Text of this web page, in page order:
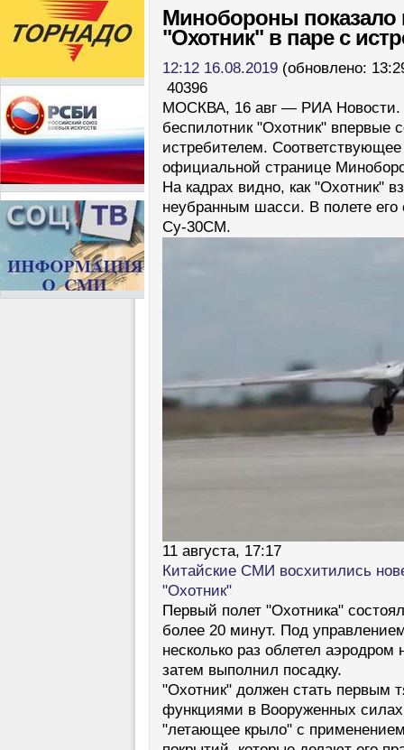
Минобороны показало
"Охотник" в паре с
12:12 16.08.2019 (обновлено:
40396
МОСКВА, 16 авг — РИА Новости.
беспилотник "Охотник" впервые
истребителем.
официальной странице
На кадрах видно, как "Охотник"
неубранным шасси. В полете его
Су-30СМ.
11 августа, 17:17
Китайские СМИ восхитились
"Охотник"
Первый полет "Охотника"
более 20 минут. Под
несколько раз облетел
затем выполнил посадку.
"Охотник" должен стать первым
функциями в Вооруженных
"летающее крыло" с